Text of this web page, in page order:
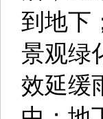
到地下
景观绿
效延缓